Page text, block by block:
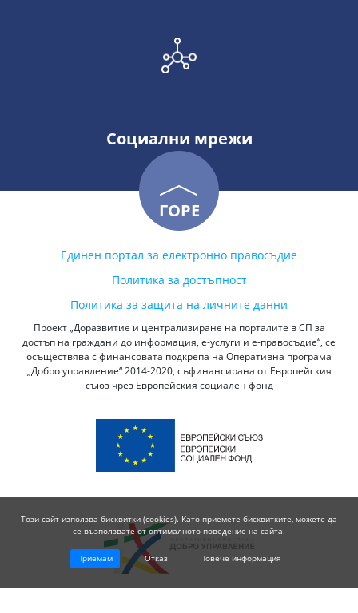
Социални мрежи
ГОРЕ
Единен портал за електронно правосъдие
Политика за достъпност
Политика за защита на личните данни
Проект „Доразвитие и централизиране на порталите в СП за
достъп на граждани до информация, е-услуги и е-правосъдие“, се
осъществява с финансовата подкрепа на Оперативна програма
„Добро управление“ 2014-2020, съфинансирана от Европейския
съюз чрез Европейския социален фонд
Този сайт използва бисквитки (cookies). Като приемете бисквитките, можете да
се възползвате от оптималното поведение на сайта.
Приемам Отказ Повече информация